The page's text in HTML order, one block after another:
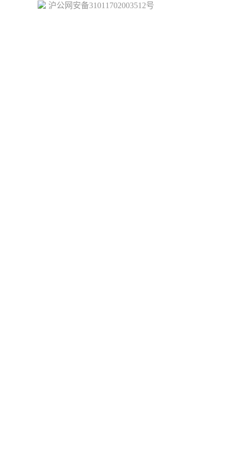
沪公网安备31011702003512号